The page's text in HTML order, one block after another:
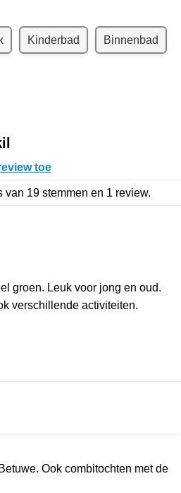
Kinderbad Binnenbad
toe
van 19 stemmen en 1 review.
groen. Leuk voor jong en oud.
verschillende activiteiten.
Ook combitochten met de